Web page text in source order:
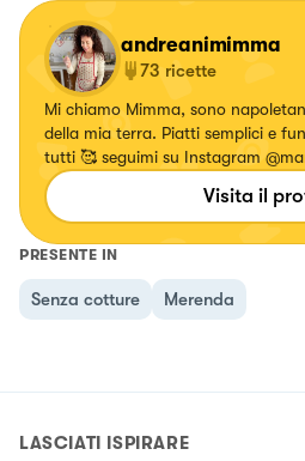
andreanimimma
73 ricette
Mi chiamo Mimma, sono
della mia terra. Piatti semplici e funzionali alla
tutti 🥰 seguimi su Instagram
Visita il
PRESENTE IN
Senza cotture Merenda
LASCIATI ISPIRARE